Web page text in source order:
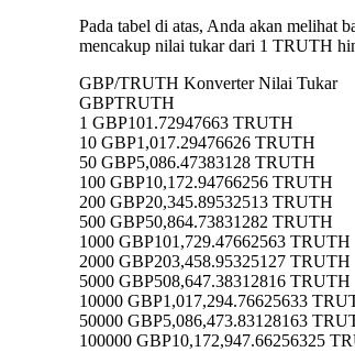
Pada tabel di atas, Anda akan melihat
mencakup nilai tukar dari 1 TRUTH
GBP/TRUTH Konverter Nilai Tukar
GBPTRUTH
1 GBP101.72947663 TRUTH
10 GBP1,017.29476626 TRUTH
50 GBP5,086.47383128 TRUTH
100 GBP10,172.94766256 TRUTH
200 GBP20,345.89532513 TRUTH
500 GBP50,864.73831282 TRUTH
1000 GBP101,729.47662563 TRUTH
2000 GBP203,458.95325127 TRUTH
5000 GBP508,647.38312816 TRUTH
10000 GBP1,017,294.76625633
50000 GBP5,086,473.83128163
100000 GBP10,172,947.66256325